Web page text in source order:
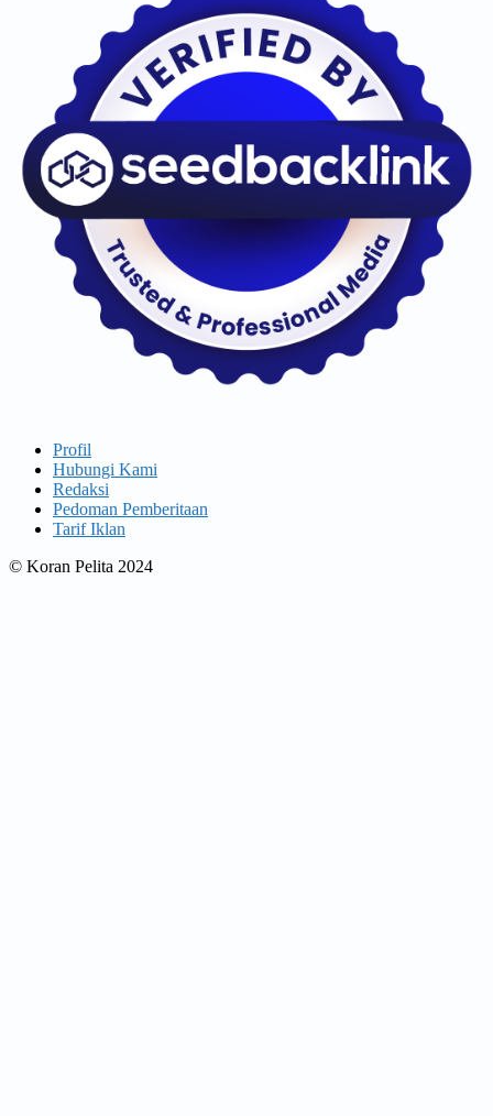
Profil
Hubungi Kami
Redaksi
Pedoman Pemberitaan
Tarif Iklan
© Koran Pelita 2024